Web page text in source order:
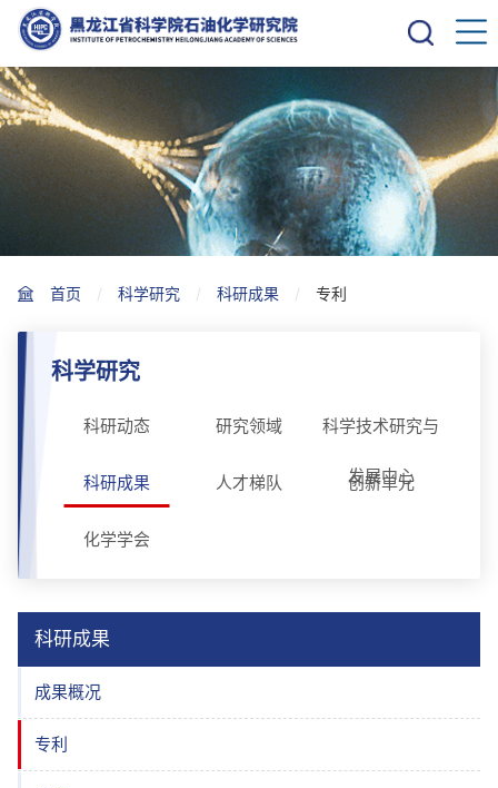
首页 科学研究 科研成果 专利
科学研究
科研动态 研究领域 科学技术研究与
发展中心
科研成果 人才梯队 创新单元
化学学会
科研成果
成果概况
专利